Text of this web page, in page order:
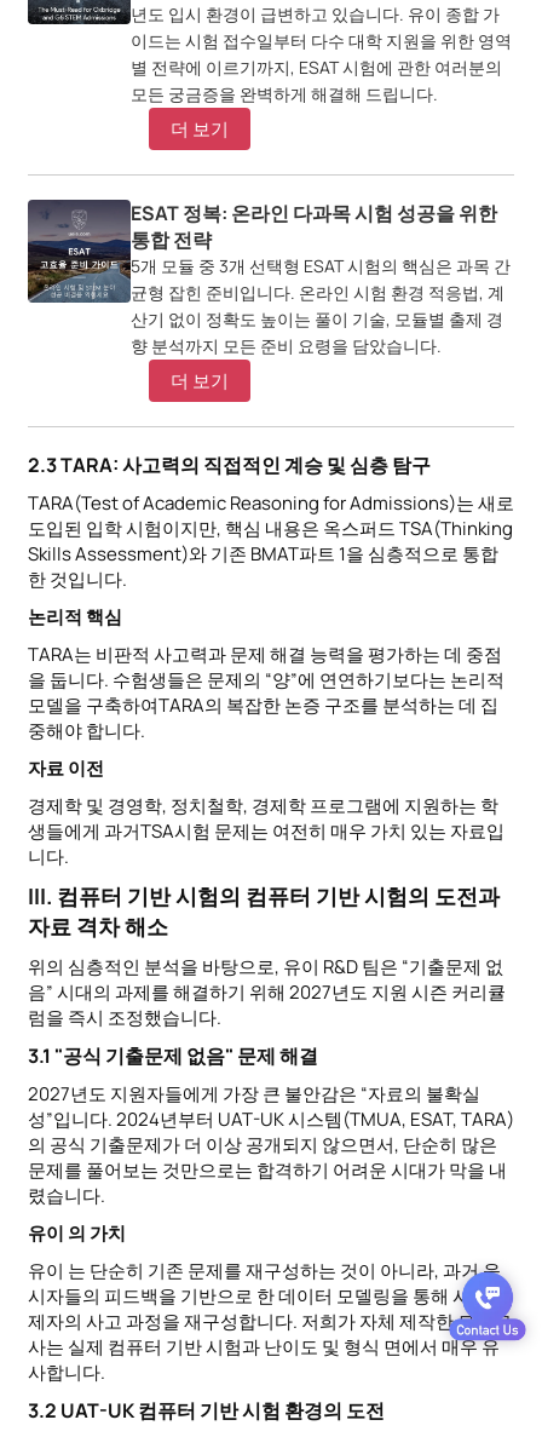
년도 입시 환경이 급변하고 있습니다. 유이 종합 가
이드는 시험 접수일부터 다수 대학 지원을 위한 영역
별 전략에 이르기까지, ESAT 시험에 관한 여러분의
모든 궁금증을 완벽하게 해결해 드립니다.
더 보기
ESAT 정복: 온라인 다과목 시험 성공을 위한
통합 전략
5개 모듈 중 3개 선택형 ESAT 시험의 핵심은 과목 간
균형 잡힌 준비입니다. 온라인 시험 환경 적응법, 계
산기 없이 정확도 높이는 풀이 기술, 모듈별 출제 경
향 분석까지 모든 준비 요령을 담았습니다.
더 보기
2.3 TARA: 사고력의 직접적인 계승 및 심층 탐구
TARA(Test of Academic Reasoning for Admissions)는 새로
도입된 입학 시험이지만, 핵심 내용은 옥스퍼드 TSA(Thinking
Skills Assessment)와 기존 BMAT파트 1을 심층적으로 통합
한 것입니다.
논리적 핵심
TARA는 비판적 사고력과 문제 해결 능력을 평가하는 데 중점
을 둡니다. 수험생들은 문제의 “양”에 연연하기보다는 논리적
모델을 구축하여TARA의 복잡한 논증 구조를 분석하는 데 집
중해야 합니다.
자료 이전
경제학 및 경영학, 정치철학, 경제학 프로그램에 지원하는 학
생들에게 과거TSA시험 문제는 여전히 매우 가치 있는 자료입
니다.
III. 컴퓨터 기반 시험의 컴퓨터 기반 시험의 도전과
자료 격차 해소
위의 심층적인 분석을 바탕으로, 유이 R&D 팀은 “기출문제 없
음” 시대의 과제를 해결하기 위해 2027년도 지원 시즌 커리큘
럼을 즉시 조정했습니다.
3.1 "공식 기출문제 없음" 문제 해결
2027년도 지원자들에게 가장 큰 불안감은 “자료의 불확실
성”입니다. 2024년부터 UAT-UK 시스템(TMUA, ESAT, TARA)
의 공식 기출문제가 더 이상 공개되지 않으면서, 단순히 많은
문제를 풀어보는 것만으로는 합격하기 어려운 시대가 막을 내
렸습니다.
유이 의 가치
유이 는 단순히 기존 문제를 재구성하는 것이 아니라, 과거 응
시자들의 피드백을 기반으로 한 데이터 모델링을 통해 시험 출
제자의 사고 과정을 재구성합니다. 저희가 자체 제작한 모의고
사는 실제 컴퓨터 기반 시험과 난이도 및 형식 면에서 매우 유
사합니다.
3.2 UAT-UK 컴퓨터 기반 시험 환경의 도전